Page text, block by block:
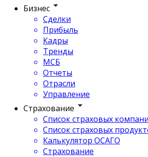
Бизнес
Сделки
Прибыль
Кадры
Тренды
МСБ
Отчеты
Отрасли
Управление
Страхование
Список страховых
Список страховых
Калькулятор ОСАГО
Страхование